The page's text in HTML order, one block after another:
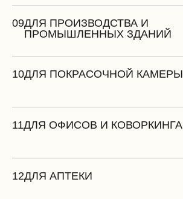
09ДЛЯ ПРОИЗВОДСТВА И
ПРОМЫШЛЕННЫХ ЗДАНИЙ
10ДЛЯ ПОКРАСОЧНОЙ КАМЕРЫ
11ДЛЯ ОФИСОВ И КОВОРКИНГА
12ДЛЯ АПТЕКИ